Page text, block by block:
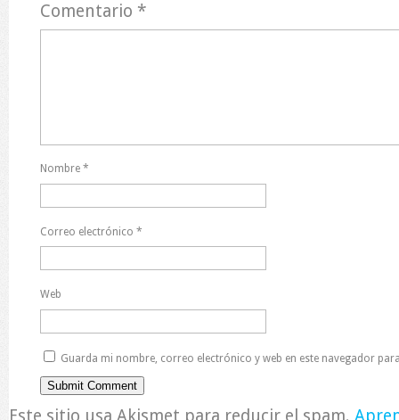
Comentario *
Nombre *
Correo electrónico *
Web
Guarda mi nombre, correo electrónico y web en este navegador